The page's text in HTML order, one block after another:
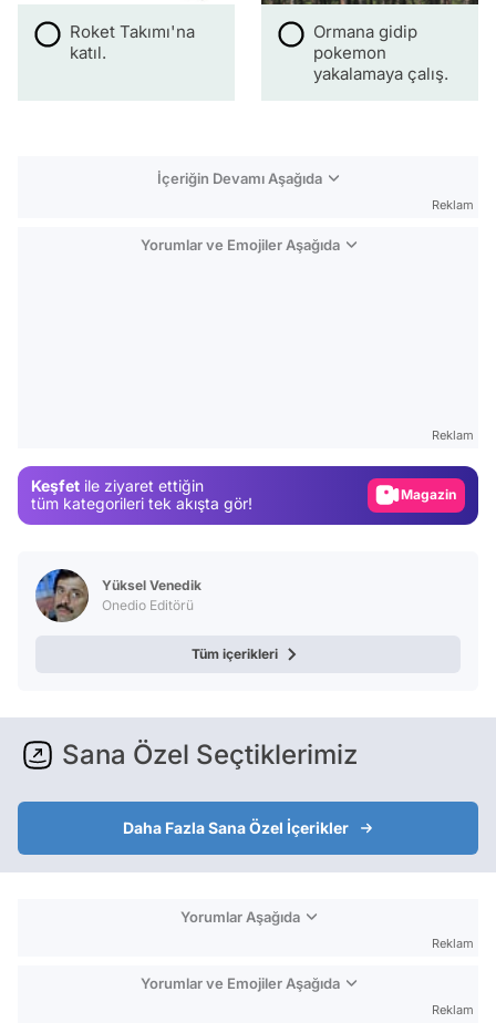
Roket Takımı'na
katıl.
Ormana gidip
pokemon
yakalamaya çalış.
İçeriğin Devamı Aşağıda
Reklam
Yorumlar ve Emojiler Aşağıda
Reklam
Keşfet ile ziyaret ettiğin
tüm kategorileri tek akışta gör!
Magazin
Yüksel Venedik
Onedio Editörü
Tüm içerikleri
Sana Özel Seçtiklerimiz
Daha Fazla Sana Özel İçerikler
Yorumlar Aşağıda
Reklam
Yorumlar ve Emojiler Aşağıda
Reklam